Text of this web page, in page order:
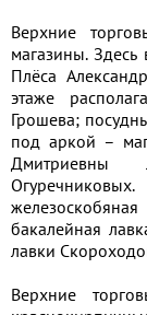
Верхние
магазины.
Плёса
этаже
Грошева;
под аркой –
Дмитриевны
бакалейная
лавки
Верхние